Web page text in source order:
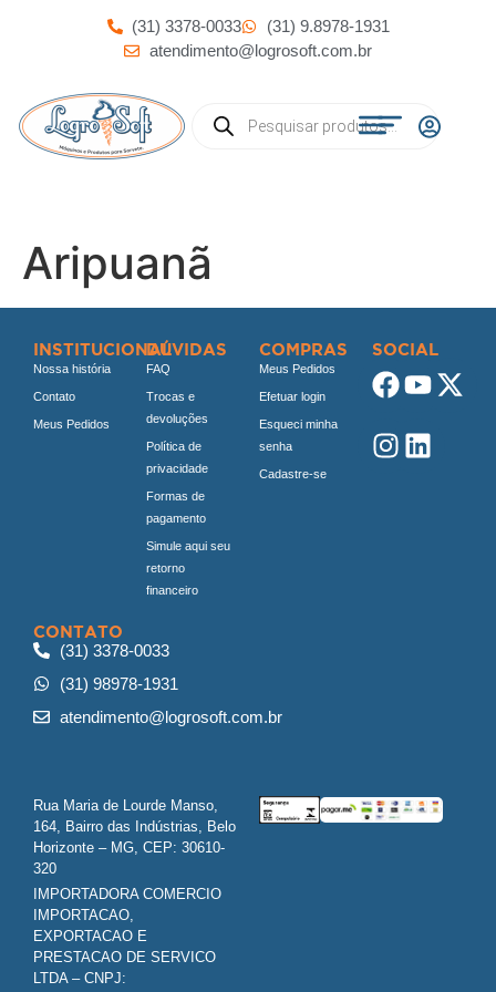
(31) 3378-0033
(31) 9.8978-1931
atendimento@logrosoft.com.br
Aripuanã
INSTITUCIONAL
Nossa história
Contato
Meus Pedidos
DÚVIDAS
FAQ
Trocas e
devoluções
Política de
privacidade
Formas de
pagamento
Simule aqui seu
retorno
financeiro
COMPRAS
Meus Pedidos
Efetuar login
Esqueci minha
senha
Cadastre-se
SOCIAL
CONTATO
(31) 3378-0033
(31) 98978-1931
atendimento@logrosoft.com.br
Rua Maria de Lourde Manso,
164, Bairro das Indústrias, Belo
Horizonte – MG, CEP: 30610-
320
IMPORTADORA COMERCIO
IMPORTACAO,
EXPORTACAO E
PRESTACAO DE SERVICO
LTDA – CNPJ: